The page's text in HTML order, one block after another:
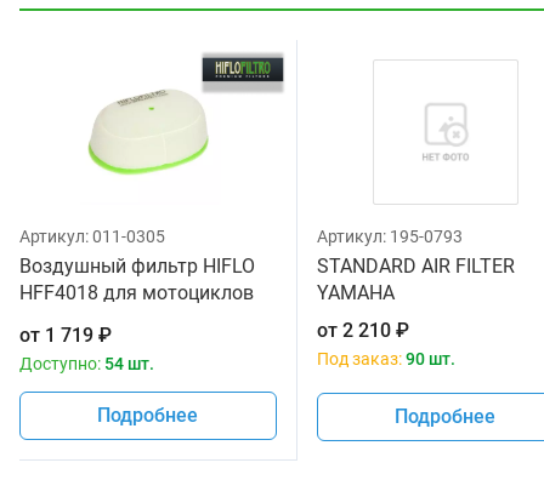
Артикул:011-0305
Воздушный фильтр HIFLO
HFF4018 для мотоциклов
WR250R '09-18, WR250X '09-
15
от 1 719 ₽
Доступно: 54 шт.
Подробнее
Артикул: 195-0793
STANDARD AIR FILTER
YAMAHA
от 2 210₽
Под заказ:90 шт.
Подробнее